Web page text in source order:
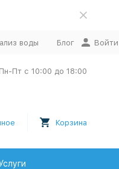
воды Блог Войти
Пт с 10:00 до 18:00
Корзина